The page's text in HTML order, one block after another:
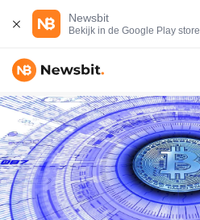
Newsbit
Bekijk in de Google Play store